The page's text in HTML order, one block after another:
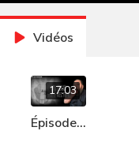
Vidéos
17:03
Épisode